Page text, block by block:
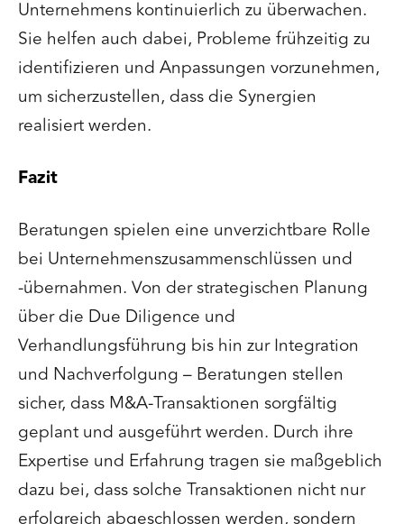
Unternehmens kontinuierlich zu überwachen.
Sie helfen auch dabei, Probleme frühzeitig zu
identifizieren und Anpassungen vorzunehmen,
um sicherzustellen, dass die Synergien
realisiert werden.
Fazit
Beratungen spielen eine unverzichtbare Rolle
bei Unternehmenszusammenschlüssen und
-übernahmen. Von der strategischen Planung
über die Due Diligence und
Verhandlungsführung bis hin zur Integration
und Nachverfolgung – Beratungen stellen
sicher, dass M&A-Transaktionen sorgfältig
geplant und ausgeführt werden. Durch ihre
Expertise und Erfahrung tragen sie maßgeblich
dazu bei, dass solche Transaktionen nicht nur
erfolgreich abgeschlossen werden, sondern